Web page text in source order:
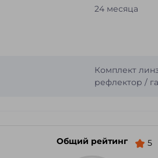
24 месяца
Комплект
рефлектор /
Общий рейтинг 5